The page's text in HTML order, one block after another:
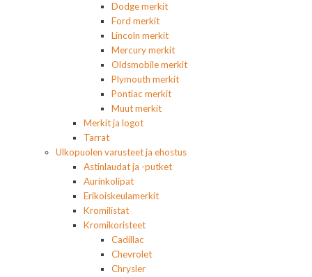
Dodge merkit
Ford merkit
Lincoln merkit
Mercury merkit
Oldsmobile merkit
Plymouth merkit
Pontiac merkit
Muut merkit
Merkit ja logot
Tarrat
Ulkopuolen varusteet ja ehostus
Astinlaudat ja -putket
Aurinkolipat
Erikoiskeulamerkit
Kromilistat
Kromikoristeet
Cadillac
Chevrolet
Chrysler